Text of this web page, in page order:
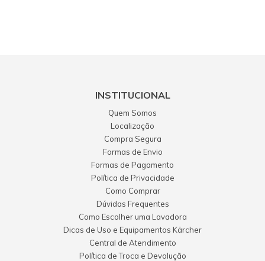
INSTITUCIONAL
Quem Somos
Localização
Compra Segura
Formas de Envio
Formas de Pagamento
Política de Privacidade
Como Comprar
Dúvidas Frequentes
Como Escolher uma Lavadora
Dicas de Uso e Equipamentos Kärcher
Central de Atendimento
Política de Troca e Devolução